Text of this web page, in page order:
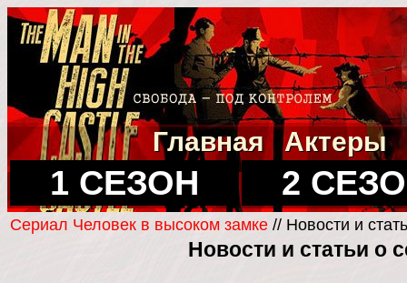
Главная Актеры
1 СЕЗОН 2
Сериал Человек в высоком замке // Новости и
Новости и статьи о